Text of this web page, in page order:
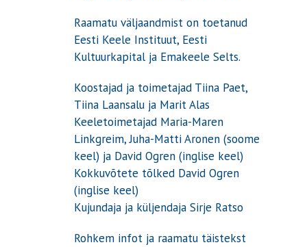
Raamatu väljaandmist on toetanud
Eesti Keele Instituut, Eesti
Kultuurkapital ja Emakeele Selts.
Koostajad ja toimetajad Tiina Paet,
Tiina Laansalu ja Marit Alas
Keeletoimetajad Maria-Maren
Linkgreim, Juha-Matti Aronen (soome
keel) ja David Ogren (inglise keel)
Kokkuvõtete tõlked David Ogren
(inglise keel)
Kujundaja ja küljendaja Sirje Ratso
Rohkem infot ja raamatu täistekst